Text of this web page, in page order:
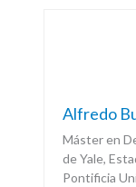
Alfredo
Máster en
de Yale,
Pontificia